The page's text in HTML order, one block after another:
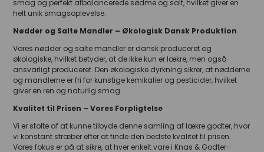
smag og perfekt afbalancerede sødme og salt, hvilket giver en
helt unik smagsoplevelse.
Nødder og Salte Mandler – Økologisk Dansk Produktion
Vores nødder og salte mandler er dansk produceret og
økologiske, hvilket betyder, at de ikke kun er lækre, men også
ansvarligt produceret. Den økologiske dyrkning sikrer, at nødderne
og mandlerne er fri for kunstige kemikalier og pesticider, hvilket
giver en ren og naturlig smag.
Kvalitet til Prisen – Vores Forpligtelse
Vi er stolte af at kunne tilbyde denne samling af lækre godter, hvor
vi konstant stræber efter at finde den bedste kvalitet til prisen.
Vores fokus er på at sikre, at hver enkelt vare i Knas & Godter-